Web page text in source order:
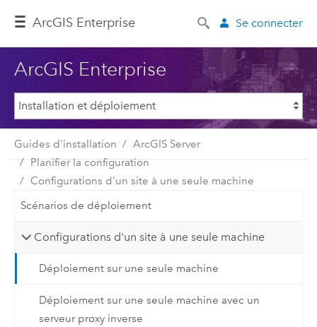
ArcGIS Enterprise Se connecter
ArcGIS Enterprise
Guides d'installation
ArcGIS Server
Planifier la configuration
Configurations d'un site à une seule machine
Scénarios de déploiement
Configurations d'un site à une seule machine
Déploiement sur une seule machine
Déploiement sur une seule machine avec un
serveur proxy inverse